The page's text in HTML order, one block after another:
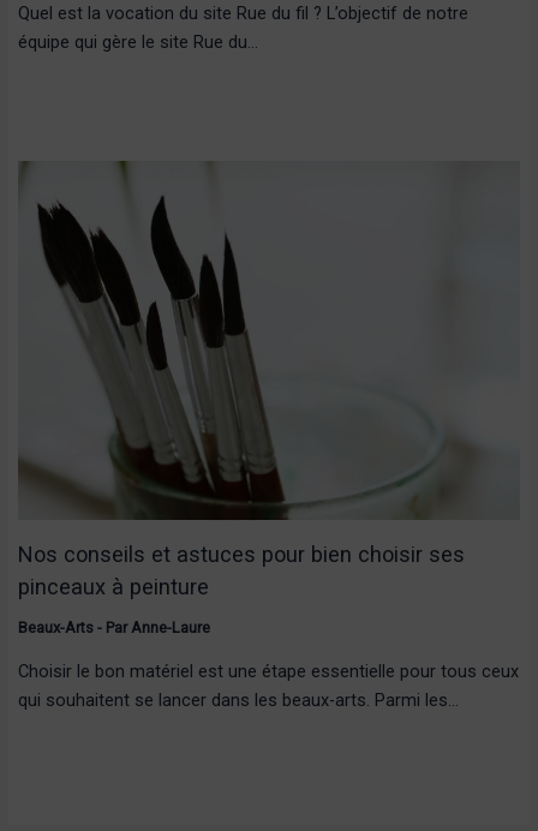
Quel est la vocation du site Rue du fil ? L’objectif de notre
équipe qui gère le site Rue du…
Nos conseils et astuces pour bien choisir ses
pinceaux à peinture
Beaux-Arts- Par Anne-Laure
Choisir le bon matériel est une étape essentielle pour tous ceux
qui souhaitent se lancer dans les beaux-arts. Parmi les…